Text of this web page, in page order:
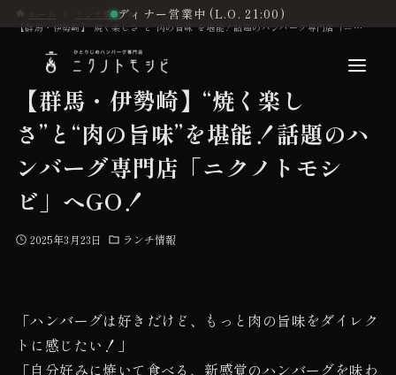
ディナー営業中 (L.O. 21:00)
こだわり
お品書き
店舗情報
ランチ情報
【群馬・伊勢崎】“焼く楽しさ”と“肉の旨味”を堪能！話題のハンバーグ専門店「ニクノトモシビ」へGO！
【群馬・伊勢崎】“焼く楽し
さ”と“肉の旨味”を堪能！話題のハ
ンバーグ専門店「ニクノトモシ
ビ」へGO！
2025年3月23日 ランチ情報
「ハンバーグは好きだけど、もっと肉の旨味をダイレク
トに感じたい！」
「自分好みに焼いて食べる、新感覚のハンバーグを味わ